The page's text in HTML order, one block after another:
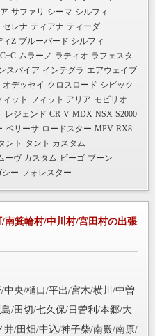
サファリ シーマ シルフィ
セレナ ティアナ ティーダ
ィZ ブルーバード シルフィ
ムラーノ ラティオ ラフェスタ
スパイア インテグラ エアウェイブ
オデッセイ クロスロード シビック
ィット フィット アリア モビリオ
レジェンド CR-V MDX NSX S2000
ベリーサ ロードスター MPV RX8
ント タント カスタム
ーヴ カスタム ビーゴ ブーン
シー フォレスター
央/樋口/平出/宮木/横川/中曽
/田切/七久保/日曽利/本郷/大
/田畑/中込/神子柴/南殿/南原/